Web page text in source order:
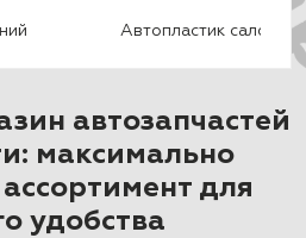
Автопластик салон
автозапчастей
максимально
для
удобства